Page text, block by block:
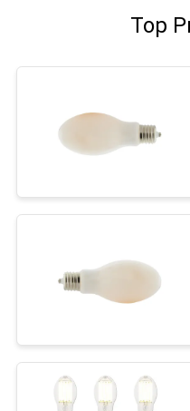
Top